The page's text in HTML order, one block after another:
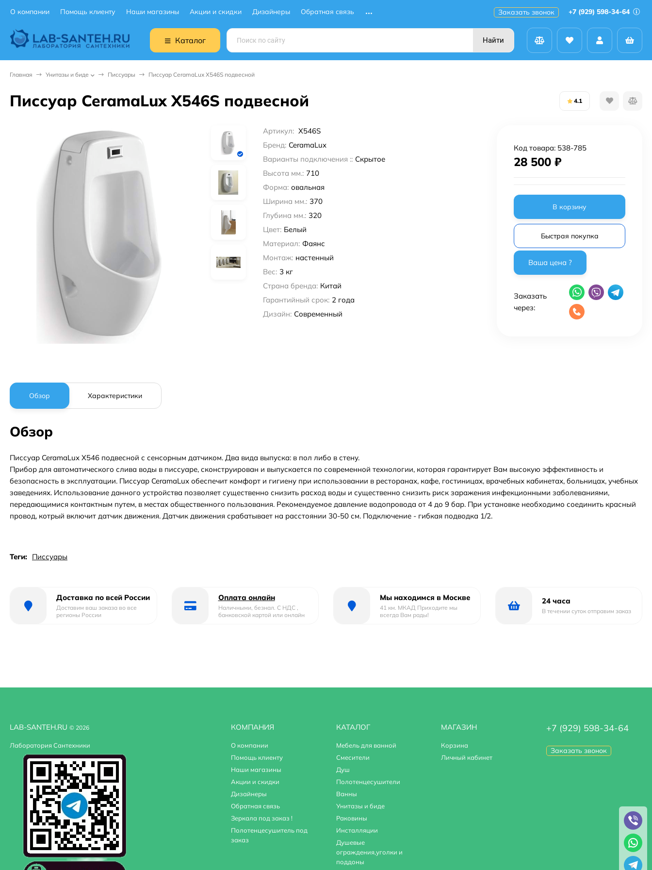
О компании Помощь клиенту Наши магазины Акции и скидки Дизайнеры Обратная связь Заказать звонок +7 (929) 598-34-64
Каталог Найти
Главная Унитазы и биде Писсуары Писсуар CeramaLux X546S подвесной
Писсуар CeramaLux X546S подвесной 4.1
Артикул: X546S
Бренд: CeramaLux
Варианты подключения :: Скрытое
Высота мм.: 710
Форма: овальная
Ширина мм.: 370
Глубина мм.: 320
Цвет: Белый
Материал: Фаянс
Монтаж: настенный
Вес: 3 кг
Страна бренда: Китай
Гарантийный срок: 2 года
Дизайн: Современный
Код товара: 538-785
28 500 ₽
В корзину
Быстрая покупка
Заказать
через:
Обзор Характеристики
Обзор
Писсуар CeramaLux X546 подвесной с сенсорным датчиком. Два вида выпуска: в пол либо в стену.
Прибор для автоматического слива воды в писсуаре, сконструирован и выпускается по современной технологии, которая гарантирует Вам высокую эффективность и
безопасность в эксплуатации. Писсуар CeramaLux обеспечит комфорт и гигиену при использовании в ресторанах, кафе, гостиницах, врачебных кабинетах, больницах, учебных
заведениях. Использование данного устройства позволяет существенно снизить расход воды и существенно снизить риск заражения инфекционными заболеваниями,
передающимися контактным путем, в местах общественного пользования. Рекомендуемое давление водопровода от 4 до 9 бар. При установке необходимо соединить красный
провод, котрый включит датчик движения. Датчик движения срабатывает на расстоянии 30-50 см. Подключение - гибкая подводка 1/2.
Теги: Писсуары
Доставка по всей России
Доставим ваш заказа во все
регионы России
Оплата онлайн
Наличными, безнал. С НДС ,
банковской картой или онлайн
Мы находимся в Москве
41 км. МКАД Приходите мы
всегда Вам рады!
24 часа
В течении суток отправим заказ
LAB-SANTEH.RU © 2026
Лаборатория Сантехники
КОМПАНИЯ
О компании
Помощь клиенту
Наши магазины
Акции и скидки
Дизайнеры
Обратная связь
Зеркала под заказ !
Полотенцесушитель под
заказ
КАТАЛОГ
Мебель для ванной
Смесители
Душ
Полотенцесушители
Ванны
Унитазы и биде
Раковины
Инсталляции
Душевые
ограждения,уголки и
поддоны
МАГАЗИН
Корзина
Личный кабинет
+7 (929) 598-34-64
Заказать звонок